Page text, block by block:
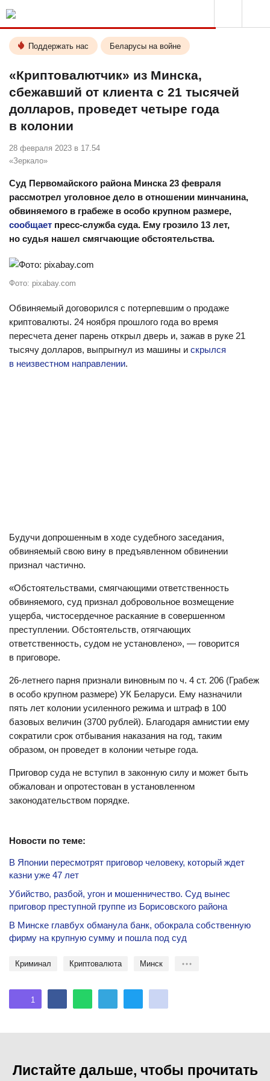
Поддержать нас Беларусы на войне
«Криптовалютчик» из Минска,
сбежавший от клиента с 21 тысячей
долларов, проведет четыре года
в колонии
28 февраля 2023 в 17.54
«Зеркало»
Суд Первомайского района Минска 23 февраля
рассмотрел уголовное дело в отношении минчанина,
обвиняемого в грабеже в особо крупном размере,
сообщает пресс-служба суда. Ему грозило 13 лет,
но судья нашел смягчающие обстоятельства.
Фото: pixabay.com
Обвиняемый договорился с потерпевшим о продаже
криптовалюты. 24 ноября прошлого года во время
пересчета денег парень открыл дверь и, зажав в руке 21
тысячу долларов, выпрыгнул из машины и скрылся
в неизвестном направлении.
Будучи допрошенным в ходе судебного заседания,
обвиняемый свою вину в предъявленном обвинении
признал частично.
«Обстоятельствами, смягчающими ответственность
обвиняемого, суд признал добровольное возмещение
ущерба, чистосердечное раскаяние в совершенном
преступлении. Обстоятельств, отягчающих
ответственность, судом не установлено», — говорится
в приговоре.
26-летнего парня признали виновным по ч. 4 ст. 206 (Грабеж
в особо крупном размере) УК Беларуси. Ему назначили
пять лет колонии усиленного режима и штраф в 100
базовых величин (3700 рублей). Благодаря амнистии ему
сократили срок отбывания наказания на год, таким
образом, он проведет в колонии четыре года.
Приговор суда не вступил в законную силу и может быть
обжалован и опротестован в установленном
законодательством порядке.
Новости по теме:
В Японии пересмотрят приговор человеку, который ждет
казни уже 47 лет
Убийство, разбой, угон и мошенничество. Суд вынес
приговор преступной группе из Борисовского района
В Минске главбух обманула банк, обокрала собственную
фирму на крупную сумму и пошла под суд
криминал Криптовалюта Минск
1
Листайте дальше, чтобы прочитать